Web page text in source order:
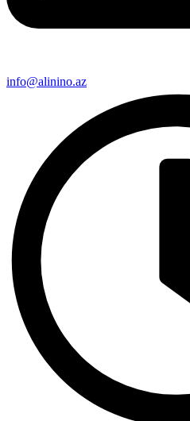
info@alinino.az